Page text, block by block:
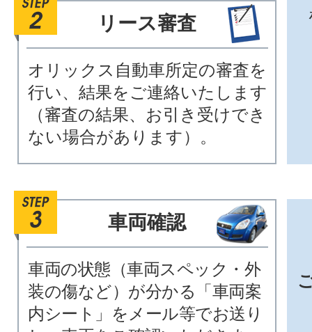
リース審査
オリックス自動車所定の審査を
行い、結果をご連絡いたします
（審査の結果、お引き受けでき
ない場合があります）。
車両確認
車両の状態（車両スペック・外
装の傷など）が分かる「車両案
内シート」をメール等でお送り